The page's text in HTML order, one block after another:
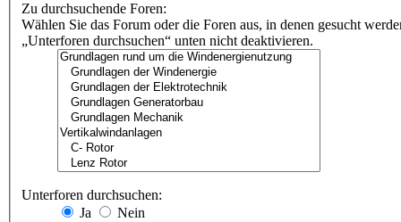
Zu durchsuchende Foren:
Wählen Sie das Forum oder die Foren aus, in denen gesucht
„Unterforen durchsuchen“ unten nicht deaktivieren.
Unterforen durchsuchen:
Ja
Nein